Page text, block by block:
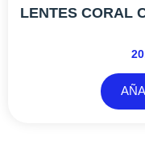
LENTES CORAL